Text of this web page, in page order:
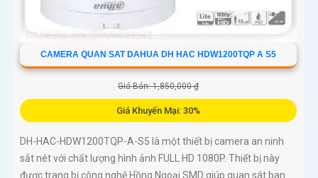
CAMERA QUAN SAT DAHUA DH HAC HDW1200TQP A S5
Giá Bán: 1,850,000 ₫
Giá Khuyến Mại: 30%
DH-HAC-HDW1200TQP-A-S5 là một thiết bị camera an ninh
sắt nét với chất lượng hình ảnh FULL HD 1080P. Thiết bị này
được trang bị công nghệ Hồng Ngoại SMD giúp quan sát ban